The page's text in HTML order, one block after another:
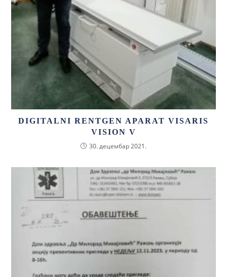
DIGITALNI RENTGEN APARAT VISARIS
VISION V
30. децембар 2021.